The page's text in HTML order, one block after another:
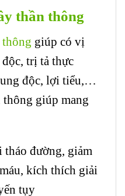
thần thông
thông giúp có vị
trị tả thực
độc, lợi tiểu,…
thông giúp mang
tháo đường, giảm
kích thích giải
tụy